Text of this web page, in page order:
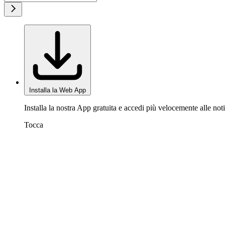
Installa la Web App
Installa la nostra App gratuita e accedi più velocemente alle
Tocca